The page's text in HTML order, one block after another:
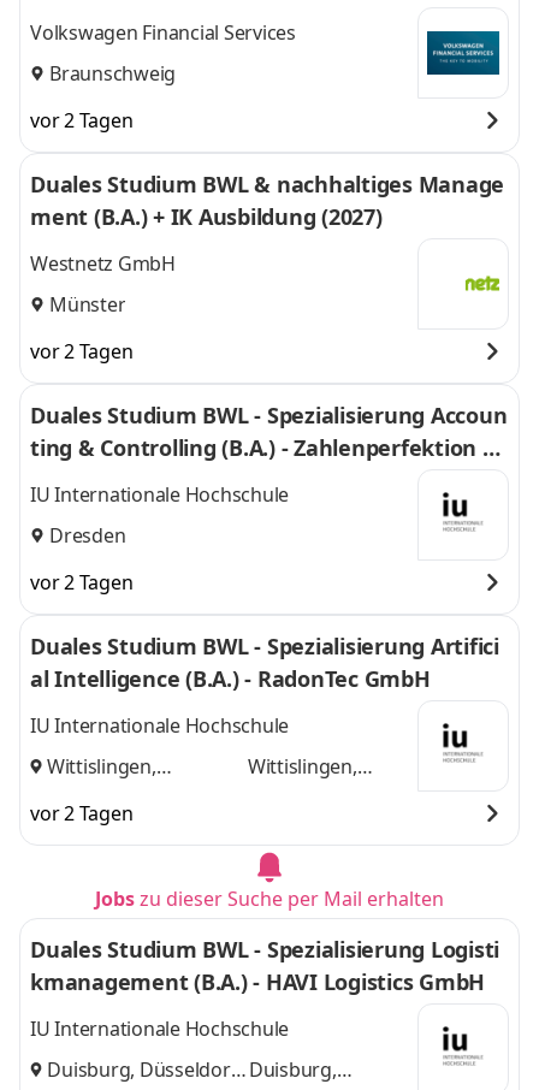
Volkswagen Financial Services
Braunschweig
vor 2 Tagen
Duales Studium BWL & nachhaltiges Manage
ment (B.A.) + IK Ausbildung (2027)
Westnetz GmbH
Münster
vor 2 Tagen
Duales Studium BWL - Spezialisierung Accoun
ting & Controlling (B.A.) - Zahlenperfektion G
mbH
IU Internationale Hochschule
Dresden
vor 2 Tagen
Duales Studium BWL - Spezialisierung Artifici
al Intelligence (B.A.) - RadonTec GmbH
IU Internationale Hochschule
Wittislingen,
Wittislingen,
vor 2 Tagen
Jobszu dieser Suche per Mail erhalten
Duales Studium BWL - Spezialisierung Logisti
kmanagement (B.A.) - HAVI Logistics GmbH
IU Internationale Hochschule
Duisburg, Düsseldorf Duisburg,